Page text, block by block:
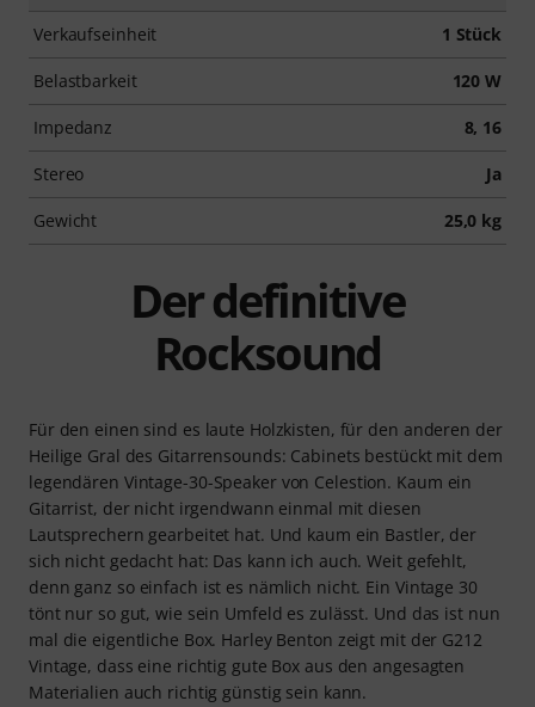
Verkaufseinheit 1 Stück
Belastbarkeit 120 W
Impedanz 8, 16
Stereo Ja
Gewicht 25,0 kg
Der definitive
Rocksound
Für den einen sind es laute Holzkisten, für den anderen der
Heilige Gral des Gitarrensounds: Cabinets bestückt mit dem
legendären Vintage-30-Speaker von Celestion. Kaum ein
Gitarrist, der nicht irgendwann einmal mit diesen
Lautsprechern gearbeitet hat. Und kaum ein Bastler, der
sich nicht gedacht hat: Das kann ich auch. Weit gefehlt,
denn ganz so einfach ist es nämlich nicht. Ein Vintage 30
tönt nur so gut, wie sein Umfeld es zulässt. Und das ist nun
mal die eigentliche Box. Harley Benton zeigt mit der G212
Vintage, dass eine richtig gute Box aus den angesagten
Materialien auch richtig günstig sein kann.